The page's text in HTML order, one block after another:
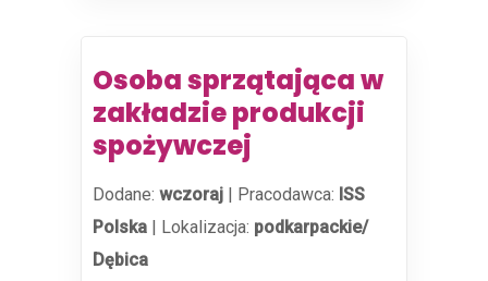
Osoba sprzątająca w
zakładzie produkcji
spożywczej
Dodane: wczoraj | Pracodawca: ISS
Polska | Lokalizacja: podkarpackie/
Dębica